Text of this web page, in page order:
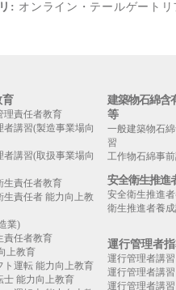
: オンライン・テールゲートリ
理責任者教育
者講習(製造事業場向
者講習(取扱事業場向
生責任者教育
生責任者 能力向上教
業)
責任者教育
上教育
ト運転 能力向上教育
士 能力向上教育
建築物石綿含
等
一般建築物石
習
工作物石綿事
安全衛生推進
安全衛生推進
衛生推進者養
運行管理者
運行管理者講習
運行管理者講習
運行管理者講習